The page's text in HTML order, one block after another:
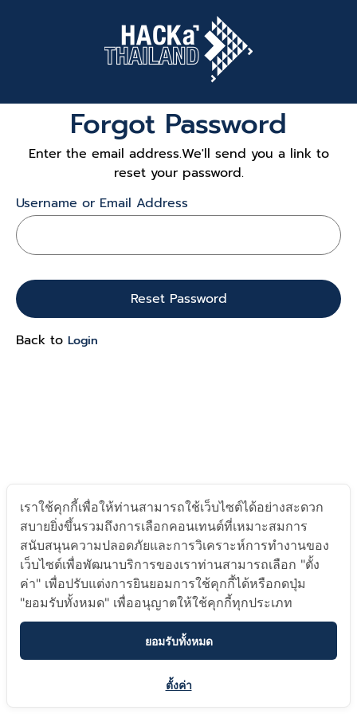
Forgot Password
Enter the email address.We'll send you a link to
reset your password.
Username or Email Address
Back to Login
เราใช้คุกกี้เพื่อให้ท่านสามารถใช้เว็บไซต์ได้อย่างสะดวก
สบายยิ่งขึ้นรวมถึงการเลือกคอนเทนต์ที่เหมาะสมการ
สนับสนุนความปลอดภัยและการวิเคราะห์การทำงานของ
เว็บไซต์เพื่อพัฒนาบริการของเราท่านสามารถเลือก "ตั้ง
ค่า" เพื่อปรับแต่งการยินยอมการใช้คุกกี้ได้หรือกดปุ่ม
"ยอมรับทั้งหมด" เพื่ออนุญาตให้ใช้คุกกี้ทุกประเภท
ยอมรับทั้งหมด
ตั้งค่า